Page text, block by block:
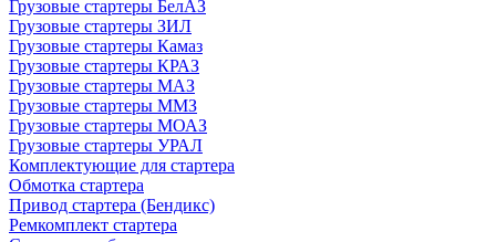
Грузовые стартеры БелАЗ
Грузовые стартеры ЗИЛ
Грузовые стартеры Камаз
Грузовые стартеры КРАЗ
Грузовые стартеры МАЗ
Грузовые стартеры ММЗ
Грузовые стартеры МОАЗ
Грузовые стартеры УРАЛ
Комплектующие для стартера
Обмотка стартера
Привод стартера (Бендикс)
Ремкомплект стартера